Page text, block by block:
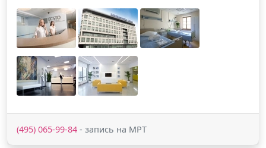
(495) 065-99-84 - запись на МРТ